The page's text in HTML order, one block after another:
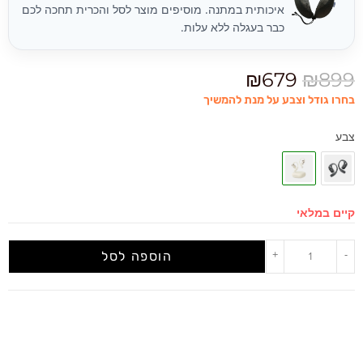
איכותית במתנה. מוסיפים מוצר לסל והכרית תחכה לכם
כבר בעגלה ללא עלות.
₪899
₪679
בחרו גודל וצבע על מנת להמשיך
צבע
קיים במלאי
-
+ הוספה לסל